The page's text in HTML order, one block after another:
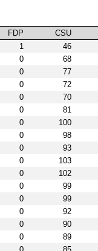
FDP
CSU
1
46
0
68
0
77
0
72
0
70
0
81
0
100
0
98
0
93
0
103
0
102
0
99
0
99
0
92
0
90
0
89